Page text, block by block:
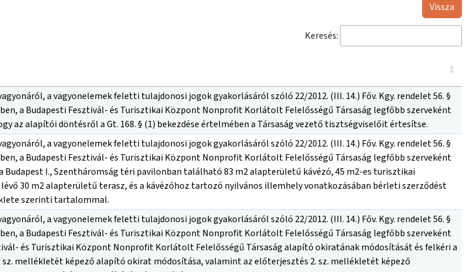
Vissza
Keresés:
a vagyonelemek feletti tulajdonosi jogok gyakorlásáról szóló 22/2012. (III. 14.) Főv. Kgy. rendelet 56. §
a Budapesti Fesztivál- és Turisztikai Központ Nonprofit Korlátolt Felelősségű Társaság legfőbb szerveként
az alapítói döntésről a Gt. 168. § (1) bekezdése értelmében a Társaság vezető tisztségviselőit értesítse.
a vagyonelemek feletti tulajdonosi jogok gyakorlásáról szóló 22/2012. (III. 14.) Főv. Kgy. rendelet 56. §
a Budapesti Fesztivál- és Turisztikai Központ Nonprofit Korlátolt Felelősségű Társaság legfőbb szerveként
Budapest I., Szentháromság téri pavilonban található 83 m2 alapterületű kávézó, 45 m2-es turisztikai
30 m2 alapterületű terasz, és a kávézóhoz tartozó nyilvános illemhely vonatkozásában bérleti szerződést
szerinti tartalommal.
a vagyonelemek feletti tulajdonosi jogok gyakorlásáról szóló 22/2012. (III. 14.) Főv. Kgy. rendelet 56. §
a Budapesti Fesztivál- és Turisztikai Központ Nonprofit Korlátolt Felelősségű Társaság legfőbb szerveként
és Turisztikai Központ Nonprofit Korlátolt Felelősségű Társaság alapító okiratának módosítását és felkéri a
mellékletét képező alapító okirat módosítása, valamint az előterjesztés 2. sz. mellékletét képező